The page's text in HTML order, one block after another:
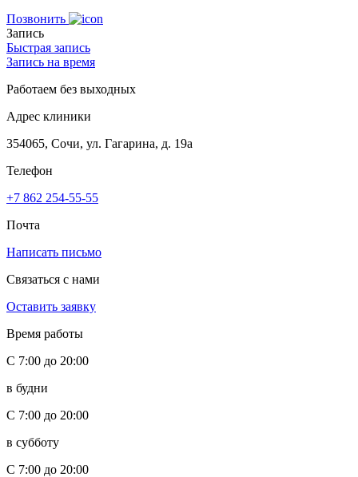
Позвонить
Запись
Быстрая запись
Запись на время
Работаем без выходных
Адрес клиники
354065, Сочи, ул. Гагарина, д. 19а
Телефон
+7 862 254-55-55
Почта
Написать письмо
Связаться с нами
Оставить заявку
Время работы
С 7:00 до 20:00
в будни
С 7:00 до 20:00
в субботу
С 7:00 до 20:00